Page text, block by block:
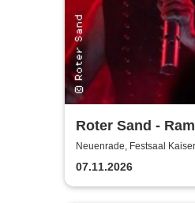
Roter Sand -
Tribute -
Kaisergarten
Neuenrade, Festsaal
07.11.2026